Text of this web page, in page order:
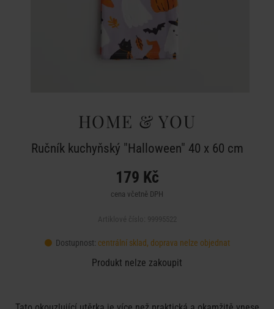
HOME & YOU
Ručník kuchyňský "Halloween" 40 x 60 cm
179 Kč
cena včetně DPH
Dostupnost: centrální sklad, doprava nelze objednat
Produkt nelze zakoupit